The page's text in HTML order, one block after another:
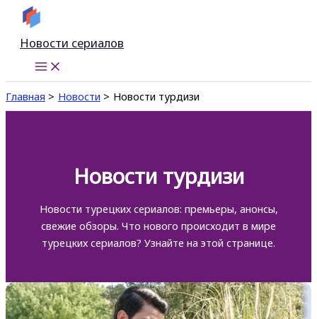
Перейти
содержимому
Новости сериалов
Главная Новости Новости турдизи
Новости турдизи
Новости турецких сериалов: премьеры, анонсы,
свежие обзоры. Что нового происходит в мире
турецких сериалов? Узнайте на этой странице.